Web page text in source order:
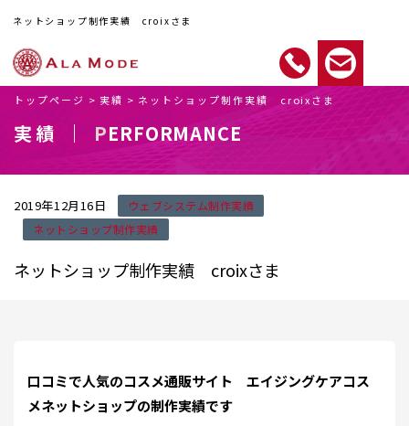
ネットショップ制作実績 croixさま
トップページ > 実績 > ネットショップ制作実績 croixさま
実績 ｜ PERFORMANCE
2019年12月16日
ウェブシステム制作実績
ネットショップ制作実績
ネットショップ制作実績 croixさま
口コミで人気のコスメ通販サイト エイジングケアコス
メネットショップの制作実績です